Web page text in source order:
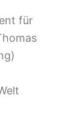
für